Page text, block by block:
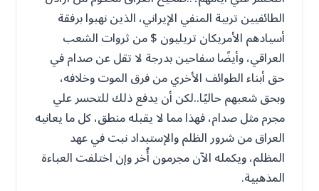
الطائفيين تربية المنفي الإيراني، الذين نهبوا برفقة
أسيادهم الأمريكان تريليون $ من ثروات الشعب
العراقي، وأيضًا سفاحين بدرجة لا تقل عن صدام في
حق أبناء الطوائف الأخري من فرق الموت وخلافه،
وبحق شعبهم حاليًا..لكن أن يدفع ذلك للتحسر علي
مجرم مثل صدام، فهذا مما لا يقبله منطق، كل ما يعانيه
العراق من شرور الظلم والإستبداد نبت في عهد
المظلم، ويكمله الآن مجرمون أُخر وإن اختلفت العباءة
المذهبية.